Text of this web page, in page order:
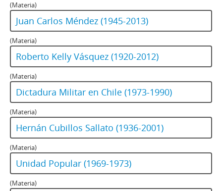
(Materia)
Juan Carlos Méndez (1945-2013)
(Materia)
Roberto Kelly Vásquez (1920-2012)
(Materia)
Dictadura Militar en Chile (1973-1990)
(Materia)
Hernán Cubillos Sallato (1936-2001)
(Materia)
Unidad Popular (1969-1973)
(Materia)